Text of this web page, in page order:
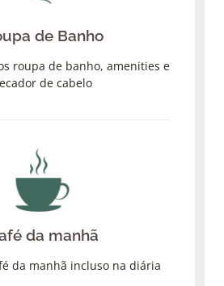
de Banho
roupa de banho, amenities e
de cabelo
da manhã
da manhã incluso na diária